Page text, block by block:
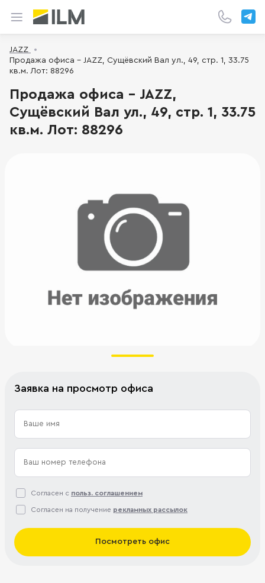
JAZZ
Продажа офиса - JAZZ, Сущёвский Вал ул., 49, стр. 1, 33.75
кв.м. Лот: 88296
Продажа офиса - JAZZ,
Сущёвский Вал ул., 49, стр. 1, 33.75
кв.м. Лот: 88296
Заявка на просмотр офиса
Согласен с польз. соглашением
Согласен на получение рекламных рассылок
Посмотреть офис